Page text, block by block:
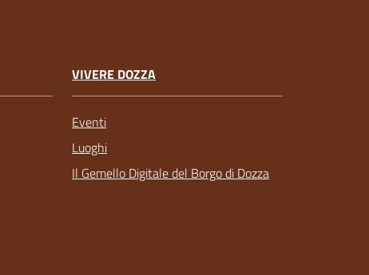
VIVERE DOZZA
Eventi
Luoghi
Il Gemello Digitale del Borgo di Dozza